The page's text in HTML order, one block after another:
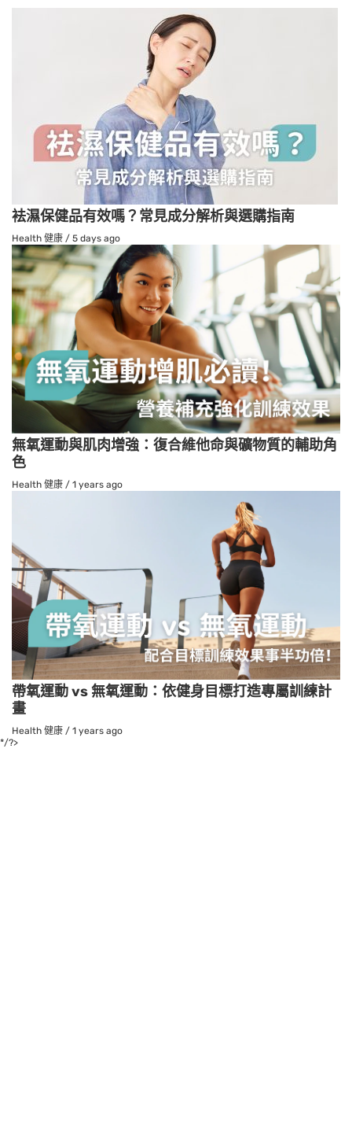
袪濕保健品有效嗎？常見成分解析與選購指南
Health 健康 / 5 days ago
無氧運動與肌肉增強：復合維他命與礦物質的輔助角
色
Health 健康 / 1 years ago
帶氧運動 vs 無氧運動：依健身目標打造專屬訓練計
畫
Health 健康 / 1 years ago
*/?>